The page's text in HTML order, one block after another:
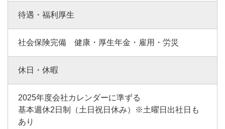
待遇・福利厚生
社会保険完備 健康・厚生年金・雇用・労災
休日・休暇
2025年度会社カレンダーに準ずる
基本週休2日制（土日祝日休み）※土曜日出社日も
あり